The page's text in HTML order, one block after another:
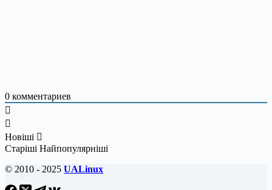
0 комментариев
Новіші
Старіші Найпопулярніші
© 2010 - 2025 UALinux